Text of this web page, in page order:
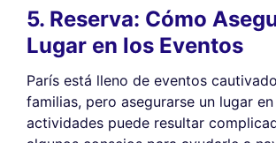
5. Reserva: Cómo
Lugar en los Eventos
París está lleno de eventos
familias, pero asegurarse un lugar
actividades puede resultar